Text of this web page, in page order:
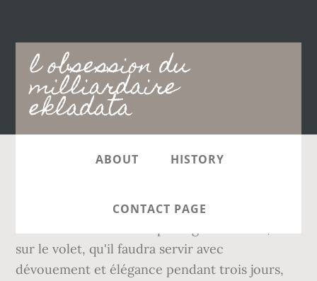
l obsession du
milliardaire
ekladata
Main
navigation
ABOUT HISTORY
CONTACT PAGE
son arrière-grand-mère. format. 5.0 out of 5
sur le volet, qu'il faudra servir avec
dévouement et élégance pendant trois jours,